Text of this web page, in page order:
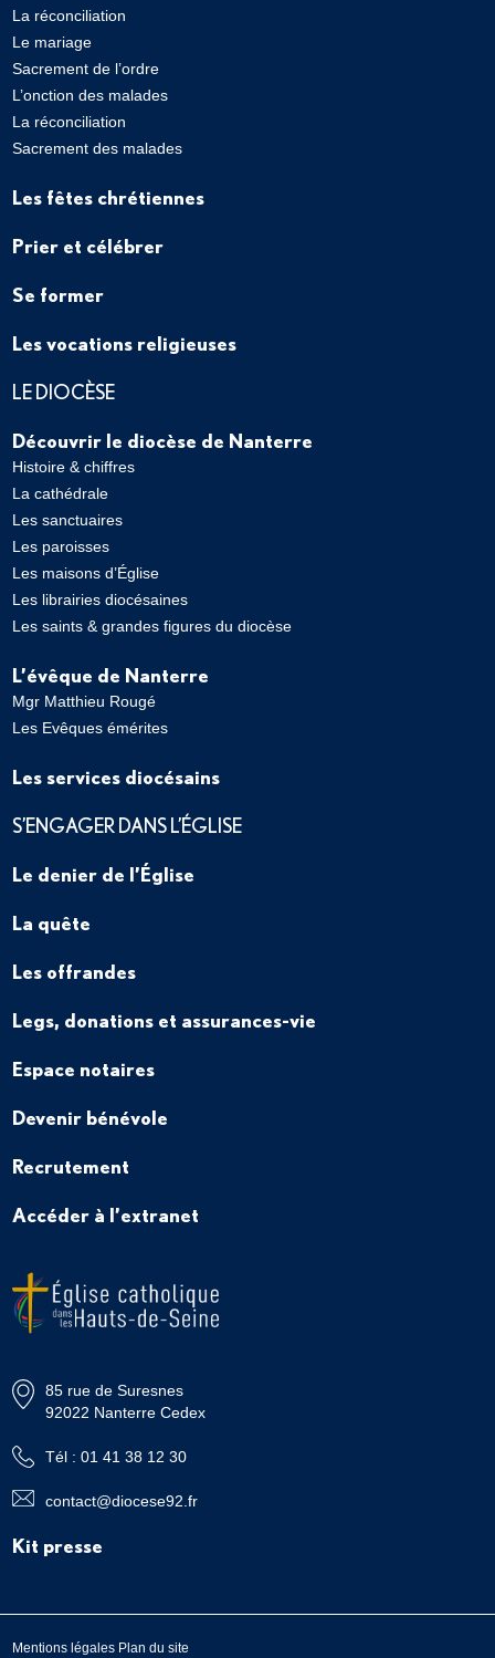
La réconciliation
Le mariage
Sacrement de l’ordre
L’onction des malades
La réconciliation
Sacrement des malades
Les fêtes chrétiennes
Prier et célébrer
Se former
Les vocations religieuses
LE DIOCÈSE
Découvrir le diocèse de Nanterre
Histoire & chiffres
La cathédrale
Les sanctuaires
Les paroisses
Les maisons d’Église
Les librairies diocésaines
Les saints & grandes figures du diocèse
L’évêque de Nanterre
Mgr Matthieu Rougé
Les Evêques émérites
Les services diocésains
S’ENGAGER DANS L’ÉGLISE
Le denier de l’Église
La quête
Les offrandes
Legs, donations et assurances-vie
Espace notaires
Devenir bénévole
Recrutement
Accéder à l’extranet
85 rue de Suresnes
92022 Nanterre Cedex
Tél : 01 41 38 12 30
contact@diocese92.fr
Kit presse
Mentions légales Plan du site